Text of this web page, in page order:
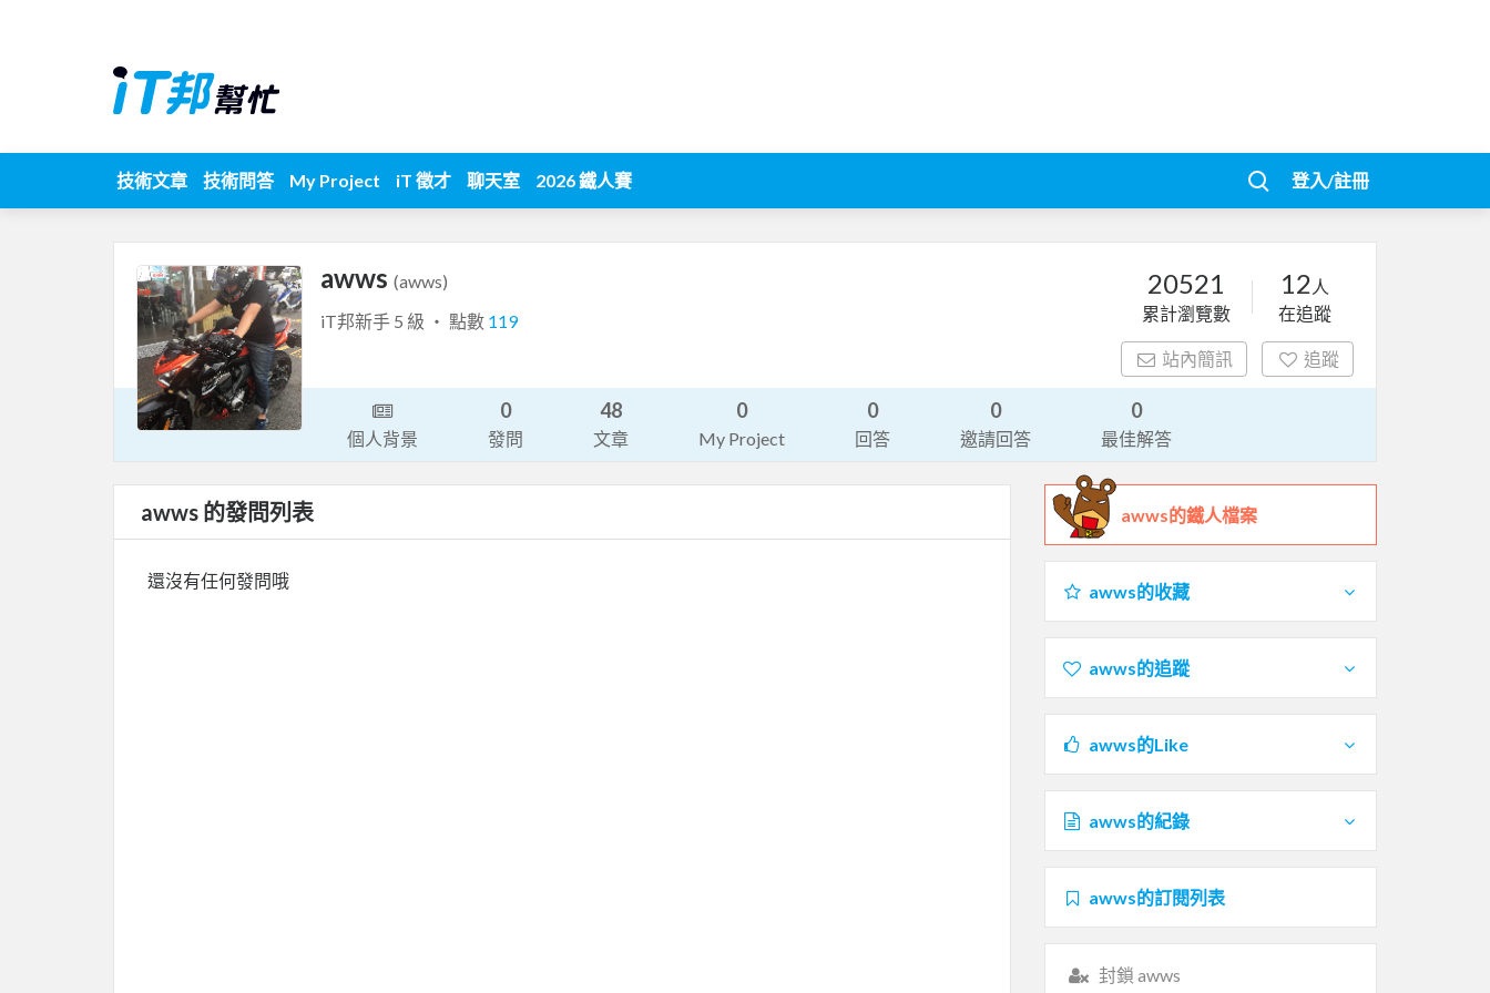
技術文章 技術問答 My Project iT 徵才 聊天室 2026 鐵人賽 登入/註冊
awws (awws)
iT邦新手 5 級 ‧ 點數 119
20521
累計瀏覽數
12 人
在追蹤
站內簡訊 追蹤
個人背景
0
發問
48
文章
0
My Project
0
回答
0
邀請回答
0
最佳解答
awws 的發問列表
還沒有任何發問哦
awws的鐵人檔案
awws的收藏
awws的追蹤
awws的Like
awws的紀錄
awws的訂閱列表
封鎖 awws